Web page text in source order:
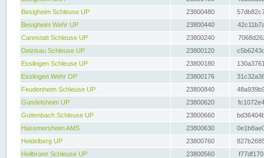
Besigheim Schleuse UP
23800480
Besigheim Wehr UP
23800440
Cannstatt Schleuse UP
23800240
Deizisau Schleuse UP
23800120
Esslingen Schleuse UP
23800180
Esslingen Wehr OP
23800176
Feudenheim Schleuse UP
23800840
Gundelsheim UP
23800620
Guttenbach Schleuse UP
23800660
Hassmersheim AMS
23800630
Heidelberg UP
23800760
Heilbronn Schleuse UP
23800560